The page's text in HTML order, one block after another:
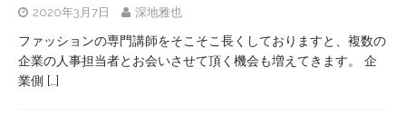
2020年3月7日 深地雅也
ファッションの専門講師をそこそこ長くしておりますと、複数の
企業の人事担当者とお会いさせて頂く機会も増えてきます。 企
業側 […]